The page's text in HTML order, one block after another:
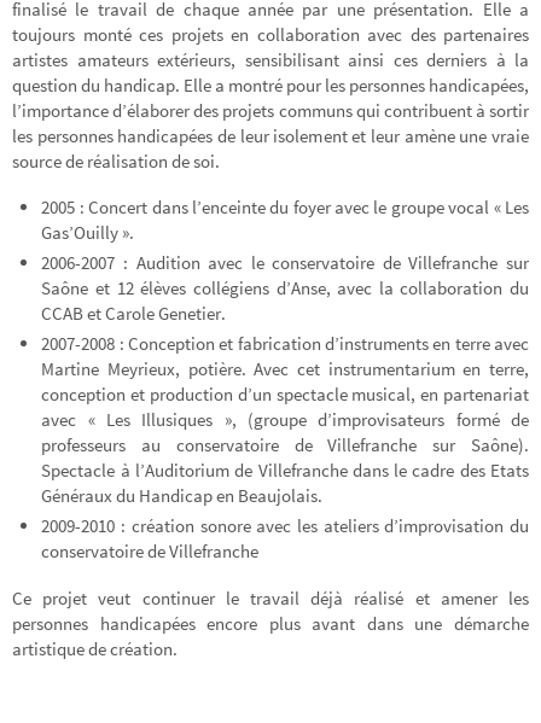
finalisé le travail de chaque année par une présentation. Elle a
toujours monté ces projets en collaboration avec des partenaires
artistes amateurs extérieurs, sensibilisant ainsi ces derniers à la
question du handicap. Elle a montré pour les personnes handicapées,
l’importance d’élaborer des projets communs qui contribuent à sortir
les personnes handicapées de leur isolement et leur amène une vraie
source de réalisation de soi.
2005 : Concert dans l’enceinte du foyer avec le groupe vocal « Les
Gas’Ouilly ».
2006-2007 : Audition avec le conservatoire de Villefranche sur
Saône et 12 élèves collégiens d’Anse, avec la collaboration du
CCAB et Carole Genetier.
2007-2008 : Conception et fabrication d’instruments en terre avec
Martine Meyrieux, potière. Avec cet instrumentarium en terre,
conception et production d’un spectacle musical, en partenariat
avec « Les Illusiques », (groupe d’improvisateurs formé de
professeurs au conservatoire de Villefranche sur Saône).
Spectacle à l’Auditorium de Villefranche dans le cadre des Etats
Généraux du Handicap en Beaujolais.
2009-2010 : création sonore avec les ateliers d’improvisation du
conservatoire de Villefranche
Ce projet veut continuer le travail déjà réalisé et amener les
personnes handicapées encore plus avant dans une démarche
artistique de création.